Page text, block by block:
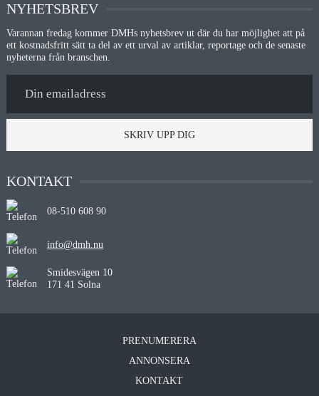
NYHETSBREV
Varannan fredag kommer DMHs nyhetsbrev ut där du har möjlighet att på
ett kostnadsfritt sätt ta del av ett urval av artiklar, reportage och de senaste
nyheterna från branschen.
SKRIV UPP DIG
KONTAKT
08-510 608 90
info@dmh.nu
Smidesvägen 10
171 41 Solna
PRENUMERERA
ANNONSERA
KONTAKT